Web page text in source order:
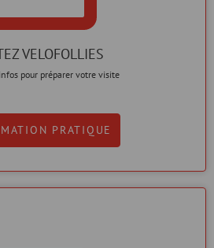
VELOFOLLIES
pour préparer votre visite
PRATIQUE